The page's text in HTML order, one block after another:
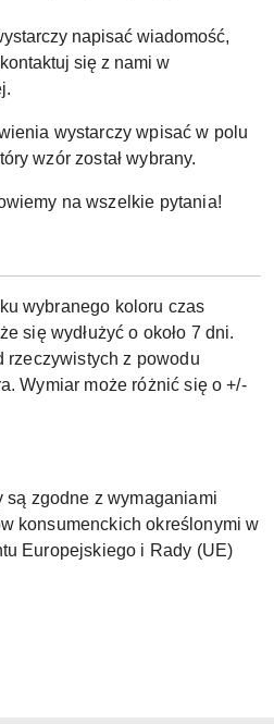
napisać wiadomość,
się z nami w
wystarczy wpisać w polu
wzór został wybrany.
na wszelkie pytania!
wybranego koloru czas
się wydłużyć o około 7 dni.
rzeczywistych z powodu
Wymiar może różnić się o +/-
są zgodne z wymaganiami
konsumenckich określonymi w
Europejskiego i Rady (UE)